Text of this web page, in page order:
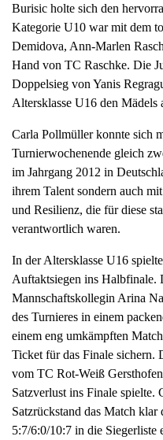
Burisic holte sich den
Kategorie U10 war mit dem
Demidova, Ann-Marlen
Hand von TC Raschke. Die
Doppelsieg von Yanis
Altersklasse U16 den Mädels
Carla Pollmüller konnte sich
Turnierwochenende gleich
im Jahrgang 2012 in
ihrem Talent sondern auch
und Resilienz, die für diese
verantwortlich waren.
In der Altersklasse U16
Auftaktsiegen ins Halbfinale.
Mannschaftskollegin Arina
des Turnieres in einem
einem eng umkämpften
Ticket für das Finale sichern.
vom TC Rot-Weiß
Satzverlust ins Finale spielte.
Satzrückstand das Match
5:7/6:0/10:7 in die Siegerliste